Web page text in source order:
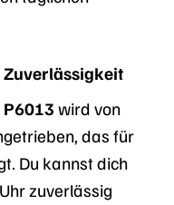
wird von
das für
Du kannst dich
zuverlässig